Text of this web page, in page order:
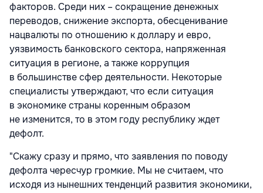
факторов. Среди них – сокращение денежных
переводов, снижение экспорта, обесценивание
нацвалюты по отношению к доллару и евро,
уязвимость банковского сектора, напряженная
ситуация в регионе, а также коррупция
в большинстве сфер деятельности. Некоторые
специалисты утверждают, что если ситуация
в экономике страны коренным образом
не изменится, то в этом году республику ждет
дефолт.
"Скажу сразу и прямо, что заявления по поводу
дефолта чересчур громкие. Мы не считаем, что
исходя из нынешних тенденций развития экономики,